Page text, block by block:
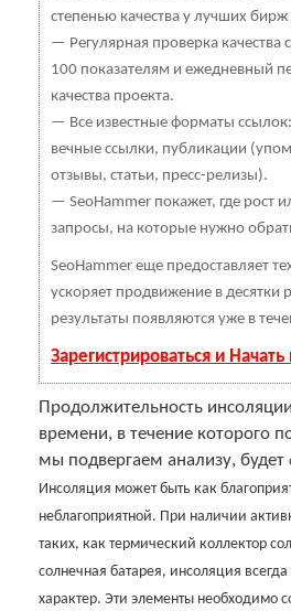
степенью качества у лучших бирж
— Регулярная проверка качества
100 показателям и ежедневный
качества проекта.
— Все известные форматы
вечные ссылки, публикации
отзывы, статьи, пресс-релизы).
— SeoHammer покажет, где рост
запросы, на которые нужно
SeoHammer еще предоставляет
ускоряет продвижение в десятки
результаты появляются уже в
Зарегистрироваться и
Продолжительность
времени, в течение которого
мы подвергаем анализу, будет
Инсоляция может быть как
неблагоприятной. При наличии
таких, как термический коллектор
солнечная батарея, инсоляция
характер. Эти элементы необходимо